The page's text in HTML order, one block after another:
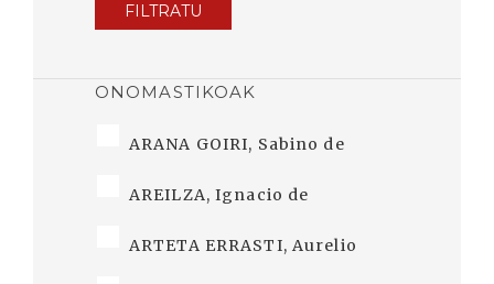
FILTRATU
ONOMASTIKOAK
ARANA GOIRI, Sabino de
AREILZA, Ignacio de
ARTETA ERRASTI, Aurelio